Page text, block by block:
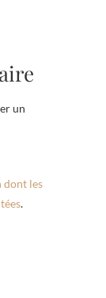
un
dont les
.